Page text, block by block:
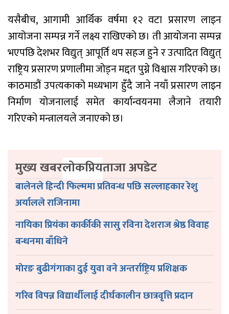
यसैबीच, आगामी आर्थिक वर्षमा १२ वटा प्रसारण लाइन
आयोजना सम्पन्न गर्ने लक्ष्य राखिएको छ। ती आयोजना सम्पन्न
भएपछि देशभर विद्युत् आपूर्ति थप सहज हुने र उत्पादित विद्युत्
राष्ट्रिय प्रसारण प्रणालीमा जोड्न मद्दत पुग्ने विश्वास गरिएको छ।
काठमाडौं उपत्यकाको मध्यभाग हुँदै जाने नयाँ प्रसारण लाइन
निर्माण योजनालाई समेत कार्यान्वयनमा लैजाने तयारी
गरिएको मन्त्रालयले जनाएको छ।
मुख्य खबरलोकप्रियताजा अपडेट
बालेनले हिन्दी फिल्ममा प्रतिवन्ध पछि सल्लाहकार रेशु
अर्यालले राजिनामा
नायिका प्रियंका कार्कीकी सासु रविना देशराज श्रेष्ठ विवाह
बन्धनमा बाँधिने
माेरङ बुढीगंगाका दुई युवा वने अन्तर्राष्ट्रिय प्रशिक्षक
गरिव विपन्न विद्यार्थीलाई दीर्घकालीन छात्रवृत्ति प्रदान